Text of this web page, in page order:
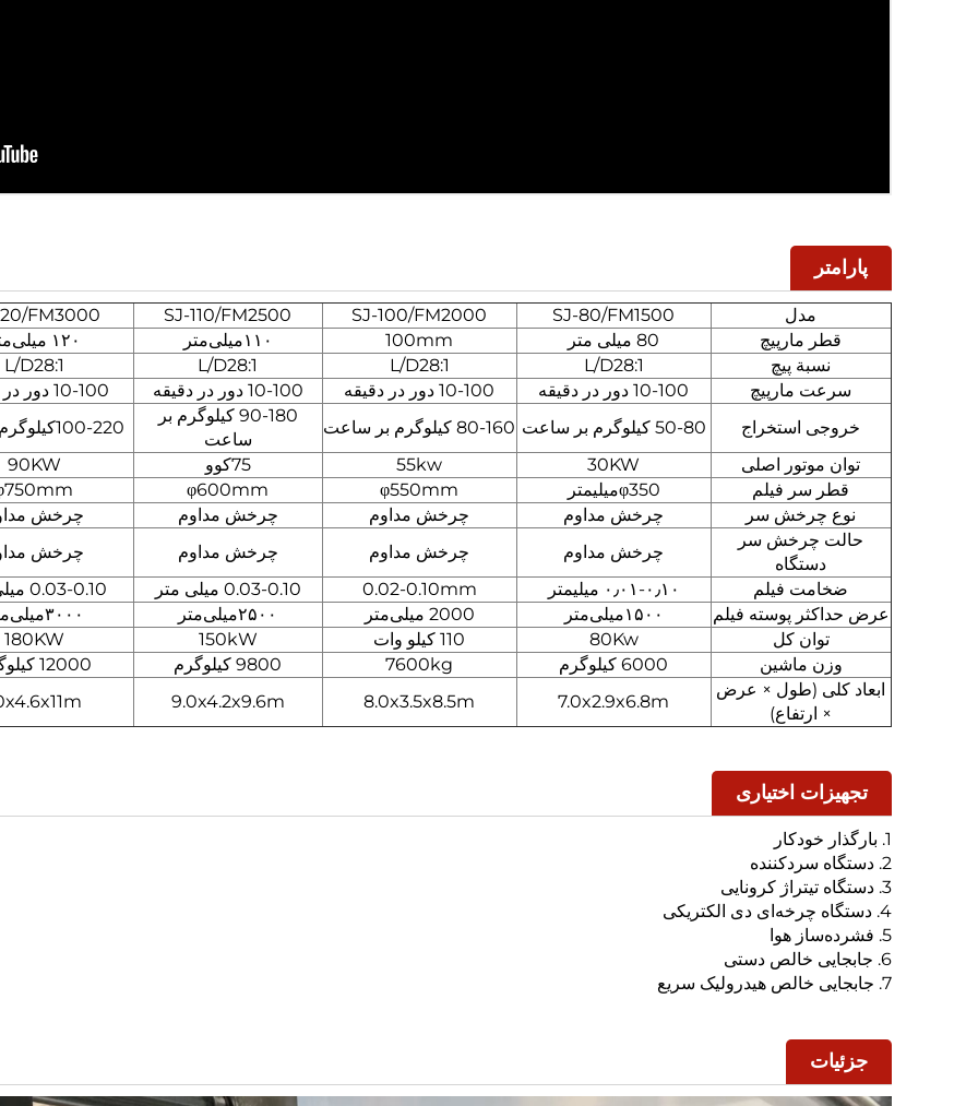
پارامتر
مدل SJ-80/FM1500
SJ-100/FM2000
SJ-110/FM2500
FM3000
قطر مارپیچ
80 میلی متر 100mm ۱۱۰میلی‌متر
۱۲۰ میلی‌متر
نسبة پیچ
L/D28:1
L/D28:1
L/D28:1
L/D28:1
سرعت مارپیچ
10-100 دور در دقیقه 10-100 دور در دقیقه 10-100 دور در دقیقه
10-100 دور در دقیقه
خروجی استخراج
50-80 کیلوگرم بر ساعت 80-160 کیلوگرم بر ساعت
90-180 کیلوگرم بر
ساعت
100-220کیلوگرم/ساعت
توان موتور اصلی
30KW
55kw 75کوو
90KW
قطر سر فیلم
φ350میلیمتر φ550mm
φ600mm
نوع چرخش سر
چرخش مداوم چرخش مداوم چرخش مداوم
چرخش
حالت چرخش سر
دستگاه
چرخش مداوم چرخش مداوم چرخش مداوم
چرخش
ضخامت فیلم
۰٫۰۱-۰٫۱۰ میلیمتر 0.02-0.10mm 0.03-0.10 میلی متر
0.03-0.10 میلی متر
عرض حداکثر پوسته فیلم
۱۵۰۰میلی‌متر 2000 میلی‌متر ۲۵۰۰میلی‌متر
۳۰۰۰میلی‌متر
توان کل
80Kw 110 کیلو وات 150kW
180KW
وزن ماشین
6000 کیلوگرم 7600kg 9800 کیلوگرم
12000 کیلوگرم
ابعاد کلی (طول × عرض
× ارتفاع)
7.0x2.9x6.8m
8.0x3.5x8.5m
9.0x4.2x9.6m
تجهیزات اختیاری
1. بارگذار خودکار
2. دستگاه سردکننده
3. دستگاه تیتراژ کرونایی
4. دستگاه چرخه‌ای دی الکتریکی
5. فشرده‌ساز هوا
6. جابجایی خالص دستی
7. جابجایی خالص هیدرولیک سریع
جزئیات